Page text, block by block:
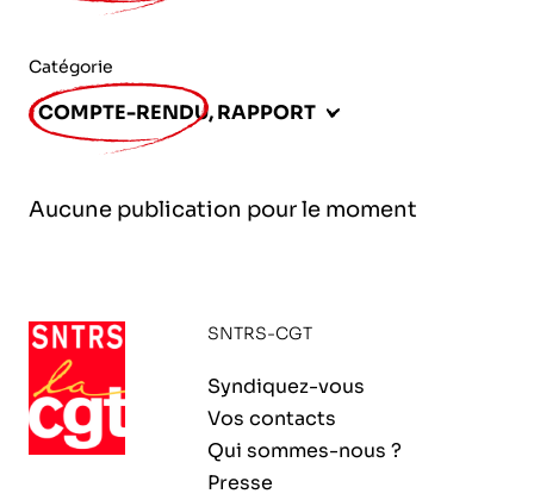
développement
INED – Institut national d’études
démographiques
l’exploitation de la mer
ADHÉRER
Catégorie
COMPTE-RENDU, RAPPORT
Aucune publication pour le moment
SNTRS-CGT
Syndiquez-vous
Vos contacts
Qui sommes-nous ?
Presse